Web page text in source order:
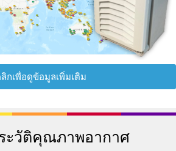
กเพื่อดูข้อมูลเพิ่มเติม
ะวัติคุณภาพอากาศ